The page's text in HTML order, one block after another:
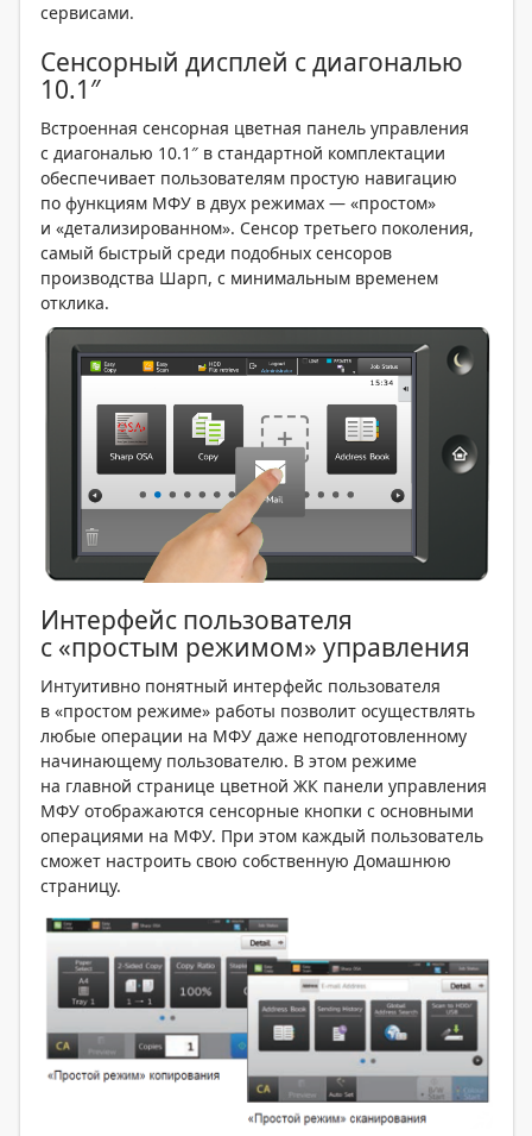
сервисами.
Сенсорный дисплей с диагональю
10.1″
Встроенная сенсорная цветная панель управления
с диагональю 10.1″ в стандартной комплектации
обеспечивает пользователям простую навигацию
по функциям МФУ в двух режимах — «простом»
и «детализированном». Сенсор третьего поколения,
самый быстрый среди подобных сенсоров
производства Шарп, с минимальным временем
отклика.
Интерфейс пользователя
с «простым режимом» управления
Интуитивно понятный интерфейс пользователя
в «простом режиме» работы позволит осуществлять
любые операции на МФУ даже неподготовленному
начинающему пользователю. В этом режиме
на главной странице цветной ЖК панели управления
МФУ отображаются сенсорные кнопки с основными
операциями на МФУ. При этом каждый пользователь
сможет настроить свою собственную Домашнюю
страницу.